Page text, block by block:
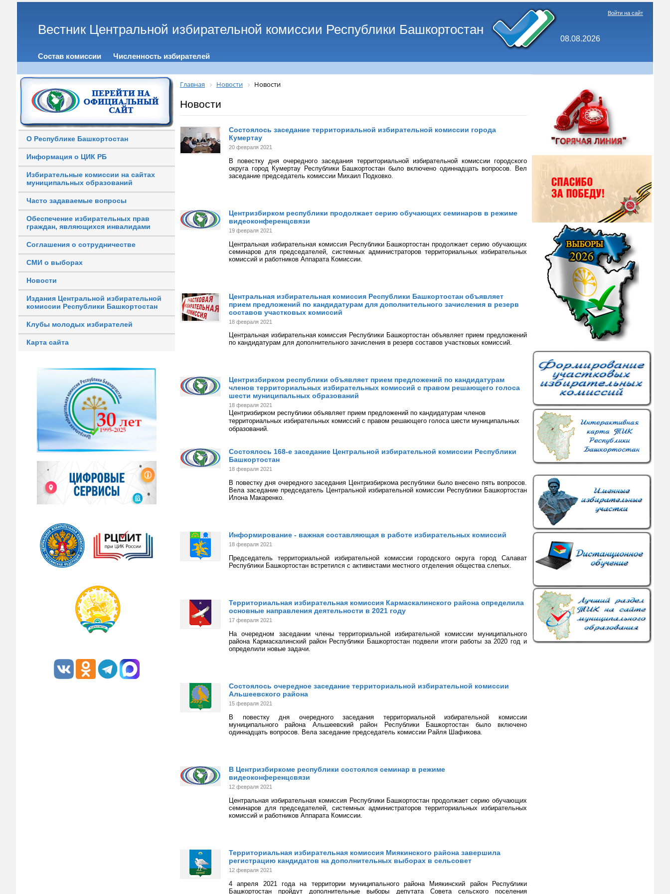
Вестник Центральной избирательной комиссии Республики Башкортостан
08.08.2026
Войти на сайт
Состав комиссии Численность избирателей
О Республике Башкортостан
Информация о ЦИК РБ
Избирательные комиссии на сайтах
муниципальных образований
Часто задаваемые вопросы
Обеспечение избирательных прав
граждан, являющихся инвалидами
Соглашения о сотрудничестве
СМИ о выборах
Новости
Издания Центральной избирательной
комиссии Республики Башкортостан
Клубы молодых избирателей
Карта сайта
Главная Новости Новости
Новости
Состоялось заседание территориальной избирательной комиссии города
Кумертау
20 февраля 2021
В повестку дня очередного заседания территориальной избирательной комиссии городского
округа город Кумертау Республики Башкортостан было включено одиннадцать вопросов. Вел
заседание председатель комиссии Михаил Подковко.
Центризбирком республики продолжает серию обучающих семинаров в режиме
видеоконференцсвязи
19 февраля 2021
Центральная избирательная комиссия Республики Башкортостан продолжает серию обучающих
семинаров для председателей, системных администраторов территориальных избирательных
комиссий и работников Аппарата Комиссии.
Центральная избирательная комиссия Республики Башкортостан объявляет
прием предложений по кандидатурам для дополнительного зачисления в резерв
составов участковых комиссий
18 февраля 2021
Центральная избирательная комиссия Республики Башкортостан объявляет прием предложений
по кандидатурам для дополнительного зачисления в резерв составов участковых комиссий.
Центризбирком республики объявляет прием предложений по кандидатурам
членов территориальных избирательных комиссий с правом решающего голоса
шести муниципальных образований
18 февраля 2021
Центризбирком республики объявляет прием предложений по кандидатурам членов
территориальных избирательных комиссий с правом решающего голоса шести муниципальных
образований.
Состоялось 168-е заседание Центральной избирательной комиссии Республики
Башкортостан
18 февраля 2021
В повестку дня очередного заседания Центризбиркома республики было внесено пять вопросов.
Вела заседание председатель Центральной избирательной комиссии Республики Башкортостан
Илона Макаренко.
Информирование - важная составляющая в работе избирательных комиссий
18 февраля 2021
Председатель территориальной избирательной комиссии городского округа город Салават
Республики Башкортостан встретился с активистами местного отделения общества слепых.
Территориальная избирательная комиссия Кармаскалинского района определила
основные направления деятельности в 2021 году
17 февраля 2021
На очередном заседании члены территориальной избирательной комиссии муниципального
района Кармаскалинский район Республики Башкортостан подвели итоги работы за 2020 год и
определили новые задачи.
Состоялось очередное заседание территориальной избирательной комиссии
Альшеевского района
15 февраля 2021
В повестку дня очередного заседания территориальной избирательной комиссии
муниципального района Альшеевский район Республики Башкортостан было включено
одиннадцать вопросов. Вела заседание председатель комиссии Райля Шафикова.
В Центризбиркоме республики состоялся семинар в режиме
видеоконференцсвязи
12 февраля 2021
Центральная избирательная комиссия Республики Башкортостан продолжает серию обучающих
семинаров для председателей, системных администраторов территориальных избирательных
комиссий и работников Аппарата Комиссии.
Территориальная избирательная комиссия Миякинского района завершила
регистрацию кандидатов на дополнительных выборах в сельсовет
12 февраля 2021
4 апреля 2021 года на территории муниципального района Миякинский район Республики
Башкортостан пройдут дополнительные выборы депутата Совета сельского поселения